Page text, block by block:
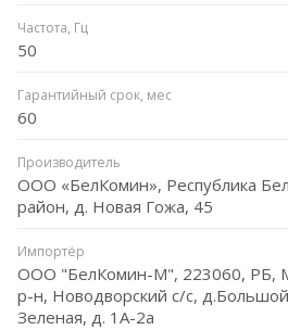
Частота, Гц
50
Гарантийный срок, мес
60
Производитель
ООО «БелКомин», Республика
район, д. Новая Гожа, 45
Импортёр
ООО "БелКомин-М", 223060, РБ,
р-н, Новодворский с/с,
Зеленая, д. 1А-2а